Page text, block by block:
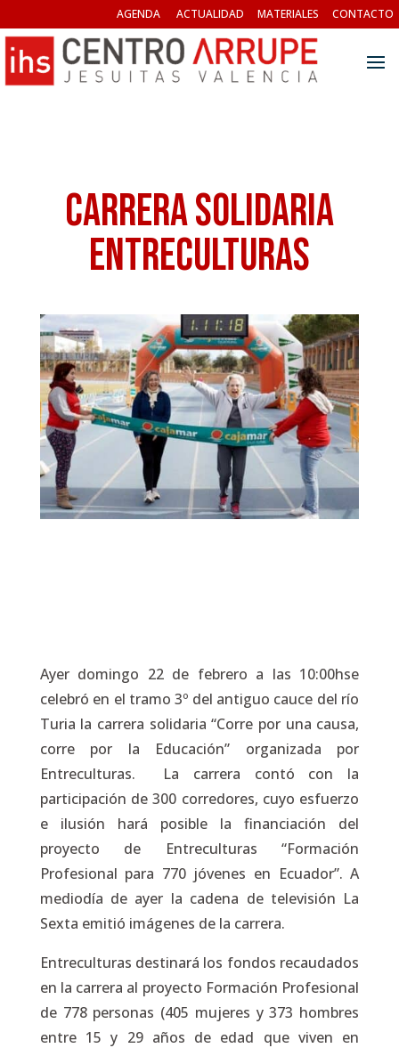
AGENDA ACTUALIDAD MATERIALES CONTACTO
Carrera Solidaria
Entreculturas
Ayer domingo 22 de febrero a las 10:00hse
celebró en el tramo 3º del antiguo cauce del río
Turia la carrera solidaria “Corre por una causa,
corre por la Educación” organizada por
Entreculturas. La carrera contó con la
participación de 300 corredores, cuyo esfuerzo
e ilusión hará posible la financiación del
proyecto de Entreculturas“Formación
Profesional para 770 jóvenes en Ecuador”. A
mediodía de ayer la cadena de televisión La
Sexta emitió imágenes de la carrera.
Entreculturas destinará los fondos recaudados
en la carrera al proyecto Formación Profesional
de 778 personas (405 mujeres y 373 hombres
entre 15 y 29 años de edad que viven en